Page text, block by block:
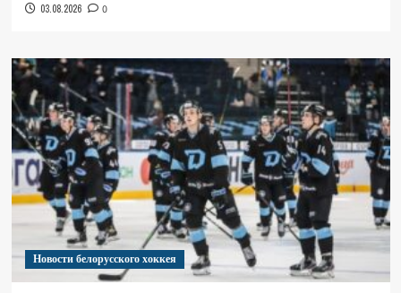
03.08.2026 0
Новости белорусского хоккея